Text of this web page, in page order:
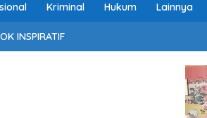
Kriminal Hukum Lainnya
INSPIRATIF